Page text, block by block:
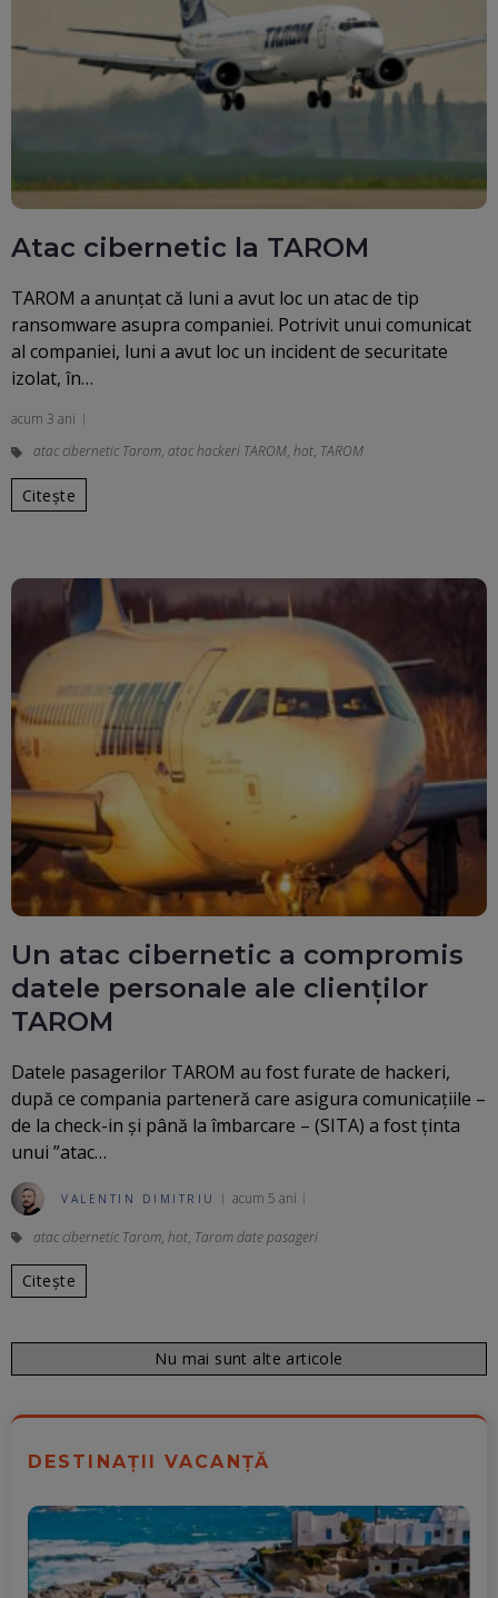
Atac cibernetic la TAROM
TAROM a anunțat că luni a avut loc un atac de tip
ransomware asupra companiei. Potrivit unui comunicat
al companiei, luni a avut loc un incident de securitate
izolat, în…
acum 3 ani
atac cibernetic Tarom, atac hackeri TAROM, hot, TAROM
Citește
Un atac cibernetic a compromis
datele personale ale clienților
TAROM
Datele pasagerilor TAROM au fost furate de hackeri,
după ce compania parteneră care asigura comunicațiile –
de la check-in și până la îmbarcare – (SITA) a fost ținta
unui ”atac…
VALENTIN DIMITRIU acum 5 ani
atac cibernetic Tarom, hot, Tarom date pasageri
Citește
Nu mai sunt alte articole
DESTINAȚII VACANȚĂ